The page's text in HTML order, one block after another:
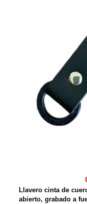
Llavero cinta de
abierto, grabado a